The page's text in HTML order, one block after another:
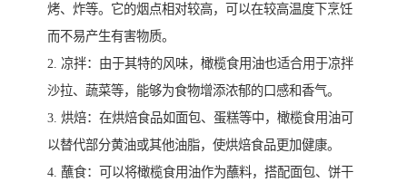
烤、炸等。它的烟点相对较高，可以在较高温度下烹饪
而不易产生有害物质。
2. 凉拌：由于其特的风味，橄榄食用油也适合用于凉拌
沙拉、蔬菜等，能够为食物增添浓郁的口感和香气。
3. 烘焙：在烘焙食品如面包、蛋糕等中，橄榄食用油可
以替代部分黄油或其他油脂，使烘焙食品更加健康。
4. 蘸食：可以将橄榄食用油作为蘸料，搭配面包、饼干